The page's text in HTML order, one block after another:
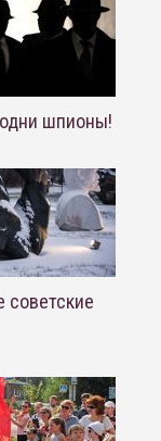
шпионы!
советские